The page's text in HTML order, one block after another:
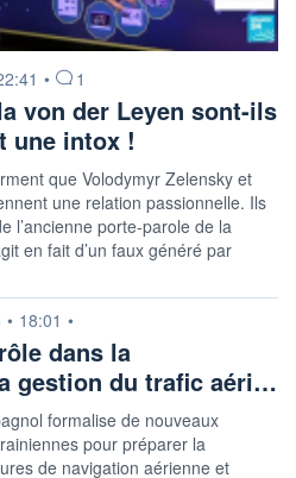
• 1
von der Leyen sont-ils
une intox !
que Volodymyr Zelensky et
une relation passionnelle. Ils
l’ancienne porte-parole de la
en fait d’un faux généré par
• 18:01 •
dans la
gestion du trafic aéri…
formalise de nouveaux
pour préparer la
de navigation aérienne et